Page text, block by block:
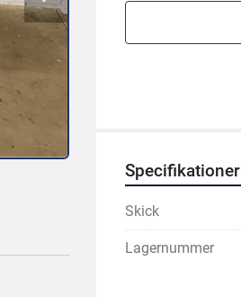
Specifikationer
Skick
Lagernummer